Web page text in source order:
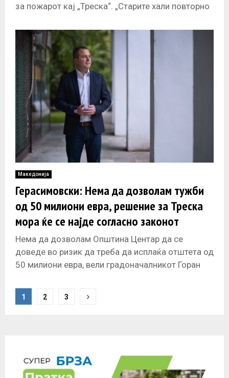
за пожарот кај „Треска“. „Старите хали повторно
Македонија
Герасимовски: Нема да дозволам тужби
од 50 милиони евра, решение за Треска
мора ќе се најде согласно законот
Нема да дозволам Општина Центар да се
доведе во ризик да треба да исплаќа отштета од
50 милиони евра, вели градоначалникот Горан
1 2 3